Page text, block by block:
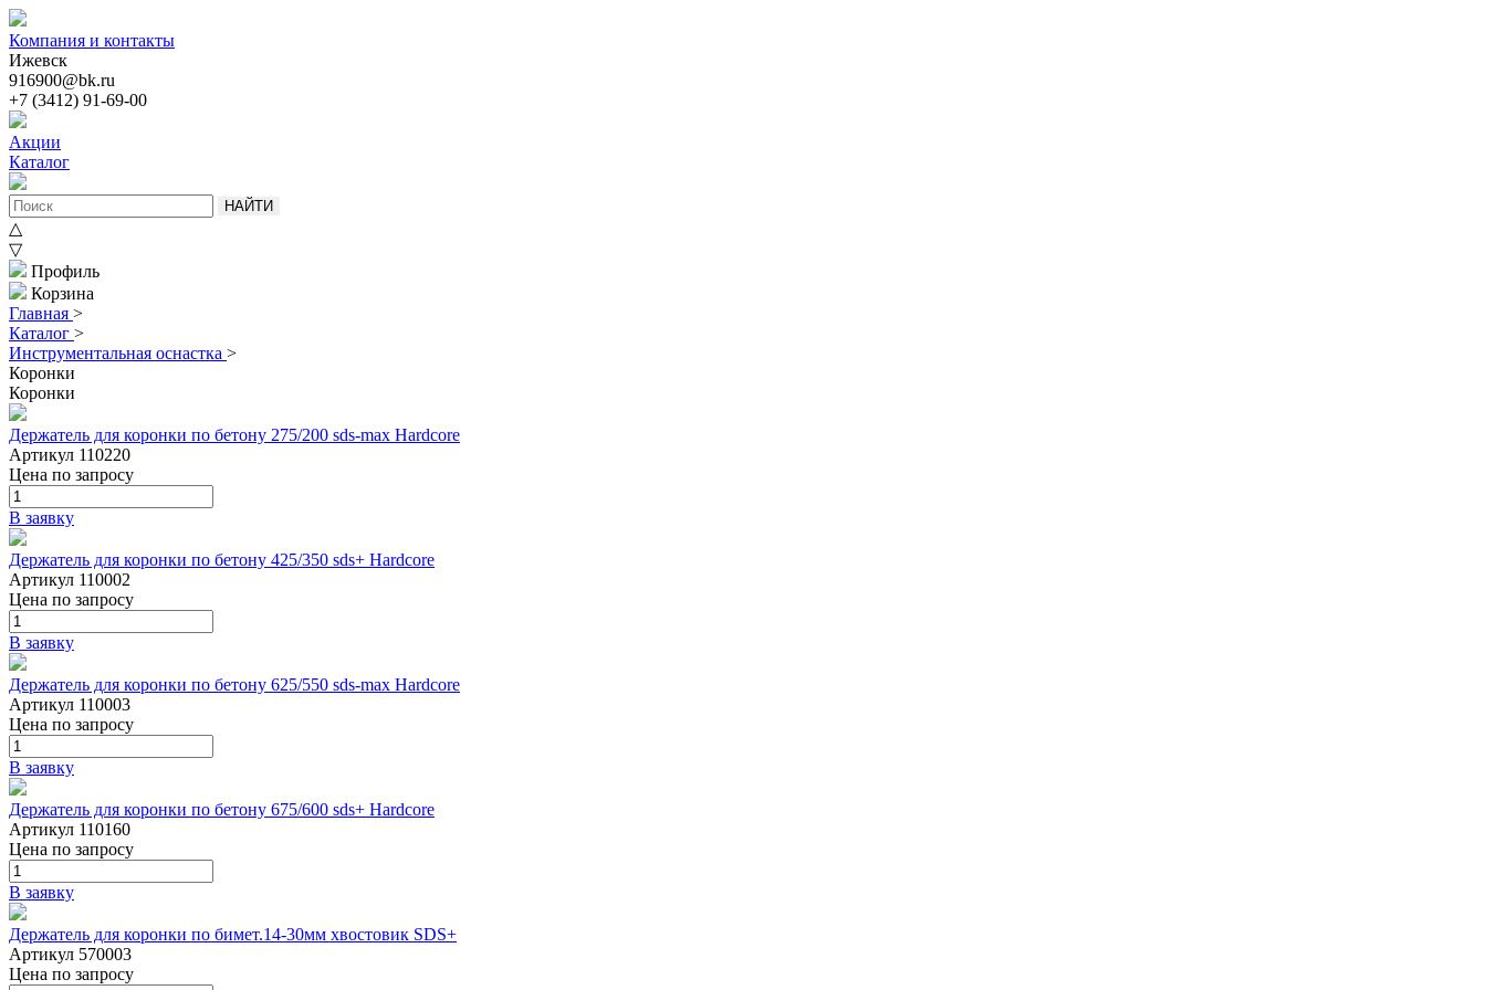
Компания и контакты
Ижевск
916900@bk.ru
+7 (3412) 91-69-00
Акции
Каталог
НАЙТИ
△
▽
Профиль
Корзина
Главная >
Каталог >
Инструментальная оснастка >
Коронки
Коронки
Держатель для коронки по бетону 275/200 sds-max Hardcore
Артикул 110220
Цена по запросу
В заявку
Держатель для коронки по бетону 425/350 sds+ Hardcore
Артикул 110002
Цена по запросу
В заявку
Держатель для коронки по бетону 625/550 sds-max Hardcore
Артикул 110003
Цена по запросу
В заявку
Держатель для коронки по бетону 675/600 sds+ Hardcore
Артикул 110160
Цена по запросу
В заявку
Держатель для коронки по бимет.14-30мм хвостовик SDS+
Артикул 570003
Цена по запросу